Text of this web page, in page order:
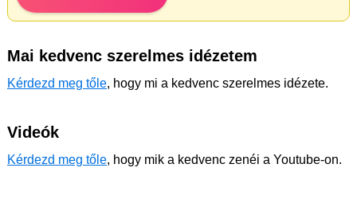
Mai kedvenc szerelmes idézetem
Kérdezd meg tőle, hogy mi a kedvenc szerelmes idézete.
Videók
Kérdezd meg tőle, hogy mik a kedvenc zenéi a Youtube-on.